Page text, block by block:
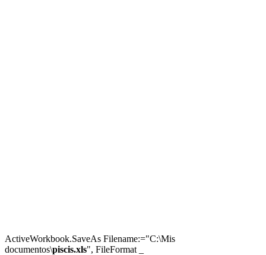
ActiveWorkbook.SaveAs Filename:="C:\Mis
documentos\piscis.xls", FileFormat _